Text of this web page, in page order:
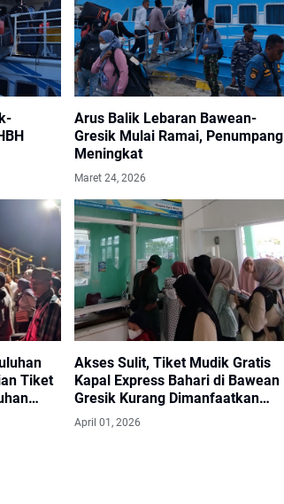
Arus Balik Lebaran Bawean-
Gresik Mulai Ramai, Penumpang
Meningkat
Maret 24, 2026
Tiket
Akses Sulit, Tiket Mudik Gratis
Kapal Express Bahari di Bawean
Gresik Kurang Dimanfaatkan
Masyarakat
April 01, 2026